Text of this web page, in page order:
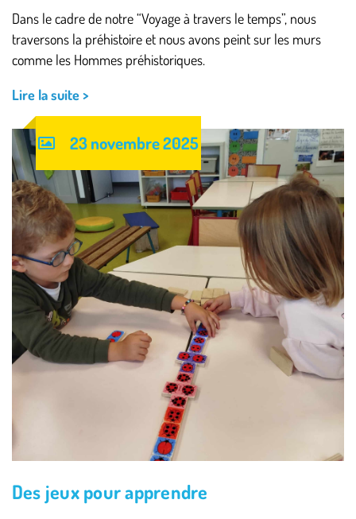
Dans le cadre de notre “Voyage à travers le temps”, nous
traversons la préhistoire et nous avons peint sur les murs
comme les Hommes préhistoriques.
Lire la suite >
23 novembre 2025
Des jeux pour apprendre